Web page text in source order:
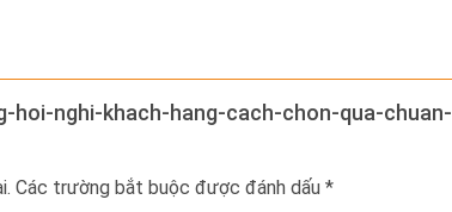
hoi-nghi-khach-hang-cach-chon-qua-chuan-
Các trường bắt buộc được đánh dấu *